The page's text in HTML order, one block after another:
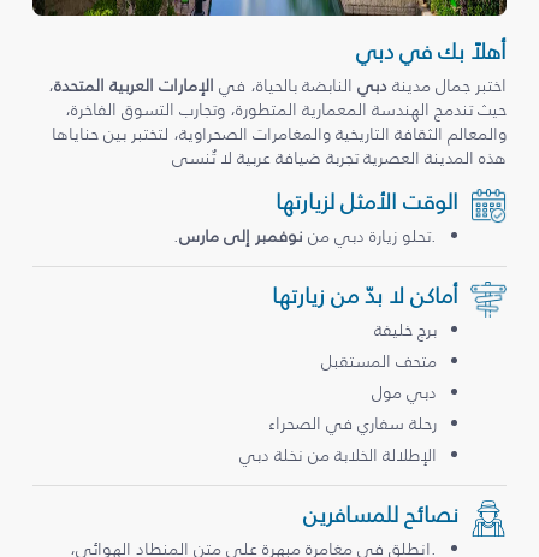
أهلاً بك في دبي
اختبر جمال مدينةدبيالنابضة بالحياة، في الإمارات العربية المتحدة،
حيث تندمج الهندسة المعمارية المتطورة، وتجارب التسوق الفاخرة،
والمعالم الثقافة التاريخية والمغامرات الصحراوية، لتختبر بين حناياها
هذه المدينة العصرية تجربة ضيافة عربية لا تُنسى
الوقت الأمثل لزيارتها
.تحلو زيارة دبي من نوفمبر إلى مارس.
أماكن لا بدّ من زيارتها
برج خليفة
متحف المستقبل
دبي مول
رحلة سفاري في الصحراء
الإطلالة الخلابة من نخلة دبي
نصائح للمسافرين
.انطلق في مغامرة مبهرة على متن المنطاد الهوائي،